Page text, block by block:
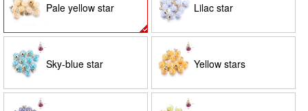
Pale yellow star Lilac star
Sky-blue star Yellow stars